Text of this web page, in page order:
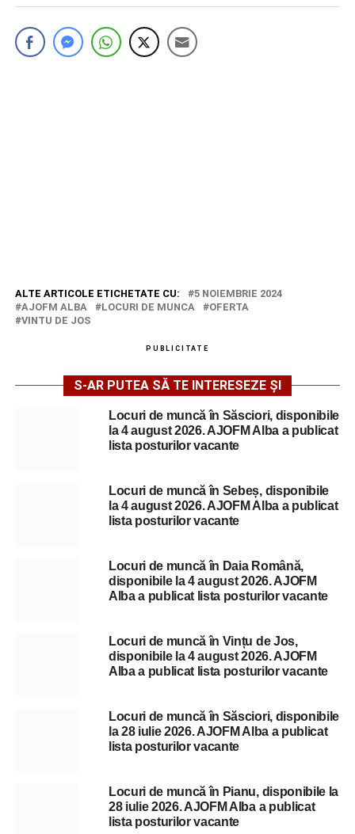
ALTE ARTICOLE ETICHETATE CU:
5 NOIEMBRIE 2024
AJOFM ALBA
LOCURI DE MUNCA
OFERTA
VINTU DE JOS
PUBLICITATE
S-AR PUTEA SĂ TE INTERESEZE ȘI
Locuri de muncă în Săsciori, disponibile
la 4 august 2026. AJOFM Alba a publicat
lista posturilor vacante
Locuri de muncă în Sebeș, disponibile
la 4 august 2026. AJOFM Alba a publicat
lista posturilor vacante
Locuri de muncă în Daia Română,
disponibile la 4 august 2026. AJOFM
Alba a publicat lista posturilor vacante
Locuri de muncă în Vințu de Jos,
disponibile la 4 august 2026. AJOFM
Alba a publicat lista posturilor vacante
Locuri de muncă în Săsciori, disponibile
la 28 iulie 2026. AJOFM Alba a publicat
lista posturilor vacante
Locuri de muncă în Pianu, disponibile la
28 iulie 2026. AJOFM Alba a publicat
lista posturilor vacante